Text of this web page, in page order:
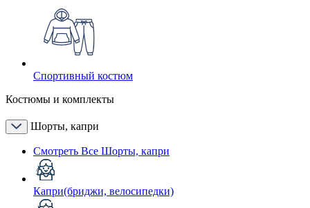
Спортивный костюм
Костюмы и комплекты
Шорты, капри
Смотреть Все Шорты, капри
Капри(бриджи, велосипедки)